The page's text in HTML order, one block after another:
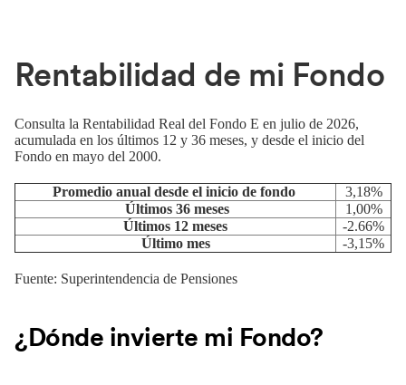
Rentabilidad de mi Fondo
Consulta la Rentabilidad Real del Fondo E en julio de 2026,
acumulada en los últimos 12 y 36 meses, y desde el inicio del
Fondo en mayo del 2000.
Promedio anual desde el inicio de fondo
3,18%
Últimos 36 meses
1,00%
Últimos 12 meses
-2.66%
Último mes
-3,15%
Fuente: Superintendencia de Pensiones
¿Dónde invierte mi Fondo?